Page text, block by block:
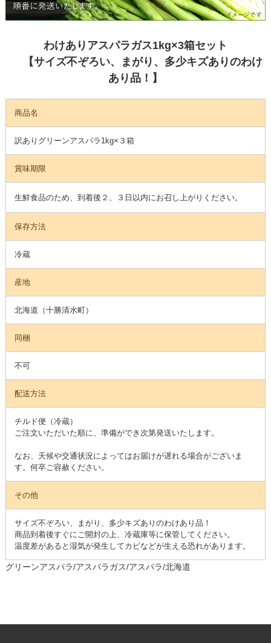
わけありアスパラガス1kg×3箱セット
【サイズ不ぞろい、まがり、多少キズありのわけ
あり品！】
商品名
訳ありグリーンアスパラ1kg×３箱
賞味期限
生鮮食品のため、到着後２、３日以内にお召し上がりください。
保存方法
冷蔵
産地
北海道（十勝清水町）
同梱
不可
配送方法
チルド便（冷蔵）
ご注文いただいた順に、準備ができ次第発送いたします。
なお、天候や交通状況によってはお届けが遅れる場合がございま
す。何卒ご容赦ください。
その他
サイズ不ぞろい、まがり、多少キズありのわけあり品！
商品到着後すぐにご開封の上、冷蔵庫等に保管してください。
温度差があると湿気が発生してカビなどが生える恐れがあります。
グリーンアスパラ/アスパラガス/アスパラ/北海道